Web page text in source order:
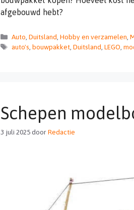
afgebouwd hebt?
Categorieën
Auto Duitsland Hobby en verzamelen
Tags
auto's bouwpakket, Duitsland LEGO
Schepen
3 juli 2025doorRedactie